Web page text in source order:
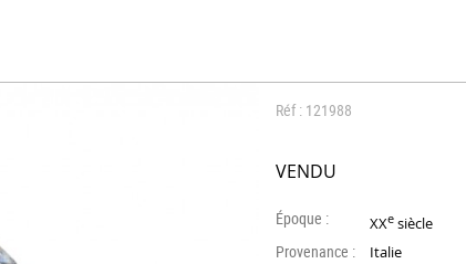
Réf : 121988
VENDU
Époque : XXe siècle
Provenance : Italie